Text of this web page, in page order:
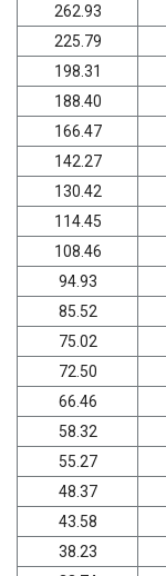
262.93
225.79
198.31
188.40
166.47
142.27
130.42
114.45
108.46
94.93
85.52
75.02
72.50
66.46
58.32
55.27
48.37
43.58
38.23